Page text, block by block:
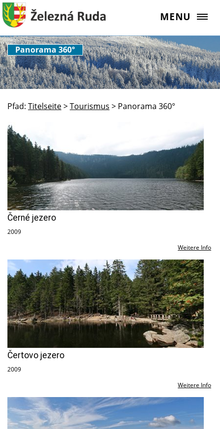
MENU
Panorama 360°
Pfad: Titelseite>Tourismus > Panorama 360°
Černé jezero
2009
Weitere Info
Čertovo jezero
2009
Weitere Info